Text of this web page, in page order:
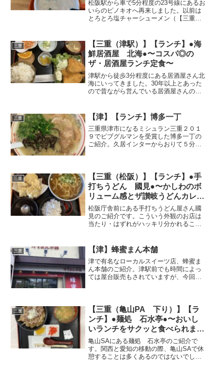
松阪駅から車で5分程度の23号線にあるお
いらのピノキオへ再来しました。以前は
とろとろ塩チャーシューメン（【三重
塩とんこつらーめん〜）を食べました
が、今回は早めにいけ...
三重
【三重（津駅）】【ランチ】●海
鮮居酒屋 北海●〜コスパ◎の
ザ・居酒屋ランチ定食〜
津駅から徒歩3分程度にある居酒屋さん北
海にいってきました。30年以上とあった
ので昔ながら営んでいる居酒屋さんのラ
居酒屋ランチはいいですよね！外観看板
（メニュー）...
三重 【津】【ランチ】博多一丁
三重県津市になるミシュラン三重２０１
９でビブグルマンを受賞した博多一丁の
ご紹介。久居インターからおりて５分程
るものなんですね。駐車場...
三重
【三重（松阪）】【ランチ】●手
打ちうどん 國見●〜かしわのボ
リューム感とザ讃岐うどんカレー
は火傷に注意〜
松阪庁舎前にある手打ちうどん屋さん國
見のご紹介です。こういう外観のお店は
当たり・はずれがハッキリ分かれること
ん屋さんです。メニューから「かしわ」
がいいんだろうということ...
三重 【津】蜂蜜まん本舗
津で有名なローカルスイーツ店、蜂蜜ま
ん本舗のご紹介。津駅前でも時間によっ
ては屋台販売もされていますが、今回は
ゆっくりはみてられませんね。...
三重
【三重（亀山PA 下り）】【ラ
ンチ】●麺処 石水亭●〜おいし
いランチをサクッと食べられま
す〜
亀山SAにある麺処 石水亭のご紹介で
す。関西と愛知の移動の際、亀山SAで休
憩することは多くあるのではないでしょ